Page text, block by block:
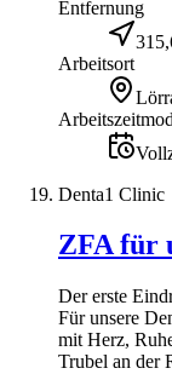
Entfernung
Arbeitsort
Denta1 Clinic
ZFA für
Der erste
Für unsere
mit Herz,
Trubel an der